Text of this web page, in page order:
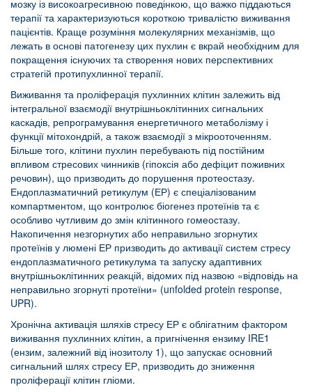
мозку із високоагресивною поведінкою, що важко піддаються
терапії та характеризуються короткою тривалістю виживання
пацієнтів. Краще розуміння молекулярних механізмів, що
лежать в основі патогенезу цих пухлин є вкрай необхідним для
покращення існуючих та створення нових перспективних
стратегій протипухлинної терапії.
Виживання та проліферація пухлинних клітин залежить від
інтегральної взаємодії внутрішньоклітинних сигнальних
каскадів, репрограмування енергетичного метаболізму і
функції мітохондрій, а також взаємодії з мікрооточенням.
Більше того, клітини пухлин перебувають під постійним
впливом стресових чинників (гіпоксія або дефіцит поживних
речовин), що призводить до порушення протеостазу.
Ендоплазматичний ретикулум (ЕР) є спеціалізованим
компартментом, що контролює біогенез протеїнів та є
особливо чутливим до змін клітинного гомеостазу.
Накопичення незгорнутих або неправильно згорнутих
протеїнів у люмені ЕР призводить до активації систем стресу
ендоплазматичного ретикулума та запуску адаптивних
внутрішньоклітинних реакцій, відомих під назвою «відповідь на
неправильно згорнуті протеїни» (unfolded protein response,
UPR).
Хронічна активація шляхів стресу ЕР є облігатним фактором
виживання пухлинних клітин, а пригнічення ензиму IRE1
(ензим, залежний від інозитолу 1), що запускає основний
сигнальний шлях стресу ЕР, призводить до зниження
проліферації клітин гліоми.